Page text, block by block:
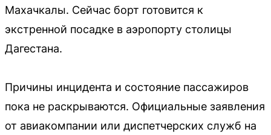
Махачкалы. Сейчас борт готовится к
экстренной посадке в аэропорту столицы
Дагестана.
Причины инцидента и состояние пассажиров
пока не раскрываются. Официальные заявления
от авиакомпании или диспетчерских служб на